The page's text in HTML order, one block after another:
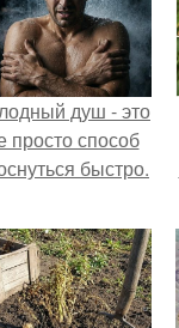
душ - это
просто способ
быстро.